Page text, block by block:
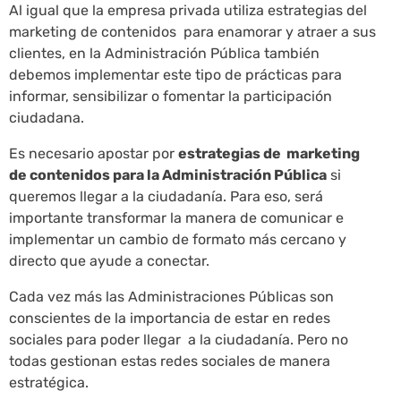
Al igual que la empresa privada utiliza estrategias del
marketing de contenidos para enamorar y atraer a sus
clientes, en la Administración Pública también
debemos implementar este tipo de prácticas para
informar, sensibilizar o fomentar la participación
ciudadana.
Es necesario apostar por estrategias de marketing
de contenidos para la Administración Pública si
queremos llegar a la ciudadanía. Para eso, será
importante transformar la manera de comunicar e
implementar un cambio de formato más cercano y
directo que ayude a conectar.
Cada vez más las Administraciones Públicas son
conscientes de la importancia de estar en redes
sociales para poder llegar a la ciudadanía. Pero no
todas gestionan estas redes sociales de manera
estratégica.